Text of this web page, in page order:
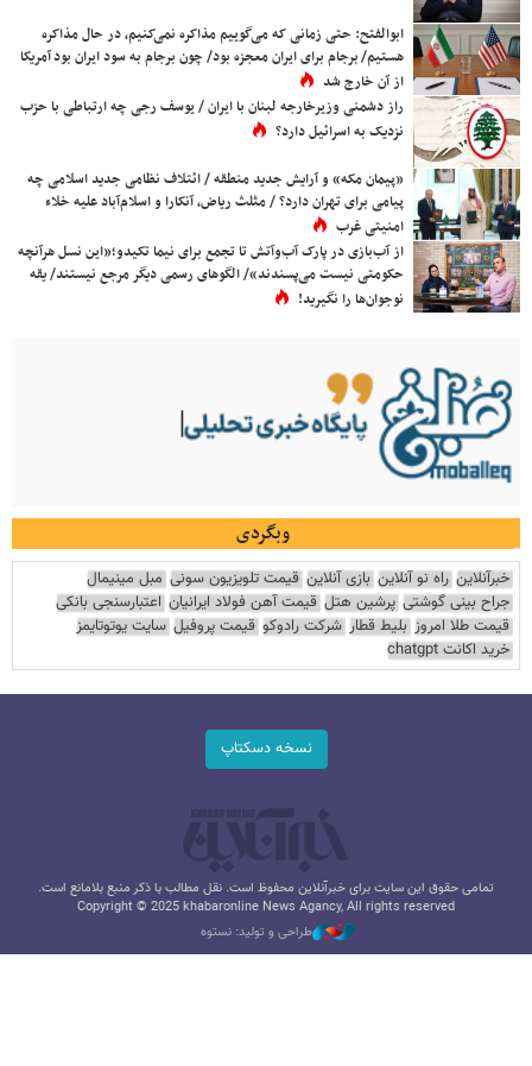
ابوالفتح: حتی زمانی که می‌گوییم مذاکره نمی‌کنیم، در حال مذاکره
هستیم/ برجام برای ایران معجزه بود/ چون برجام به سود ایران بود آمریکا
از آن خارج شد
راز دشمنی وزیرخارجه لبنان با ایران / یوسف رجی چه ارتباطی با حزب
نزدیک به اسرائیل دارد؟
«پیمان مکه» و آرایش جدید منطقه / ائتلاف نظامی جدید اسلامی چه
پیامی برای تهران دارد؟ / مثلث ریاض، آنکارا و اسلام‌آباد علیه خلاء
امنیتی غرب
از آب‌بازی در پارک آب‌وآتش تا تجمع برای نیما تکیدو؛«این نسل هرآنچه
حکومتی نیست می‌پسندند»/ الگوهای رسمی دیگر مرجع نیستند/ یقه
نوجوان‌ها را نگیرید!
وبگردی
خبرآنلاین راه نو آنلاین بازی آنلاین قیمت تلویزیون سونی مبل مینیمال
جراح بینی گوشتی پرشین هتل قیمت آهن فولاد ایرانیان اعتبارسنجی بانکی
قیمت طلا امروز بلیط قطار شرکت رادوکو قیمت پروفیل سایت یوتوتایمز
خرید اکانت chatgpt
نسخه دسکتاپ
تمامی حقوق این سایت برای خبرآنلاین محفوظ است. نقل مطالب با ذکر منبع بلامانع است.
Copyright © 2025 khabaronline News Agancy, All rights reserved
طراحی و تولید: نستوه